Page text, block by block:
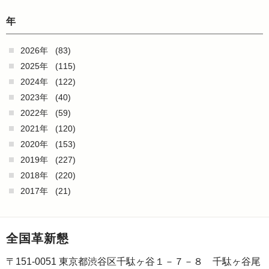
年
2026年
(83)
2025年
(115)
2024年
(122)
2023年
(40)
2022年
(59)
2021年
(120)
2020年
(153)
2019年
(227)
2018年
(220)
2017年
(21)
全国革新懇
〒151-0051 東京都渋谷区千駄ヶ谷１－７－８ 千駄ヶ谷尾